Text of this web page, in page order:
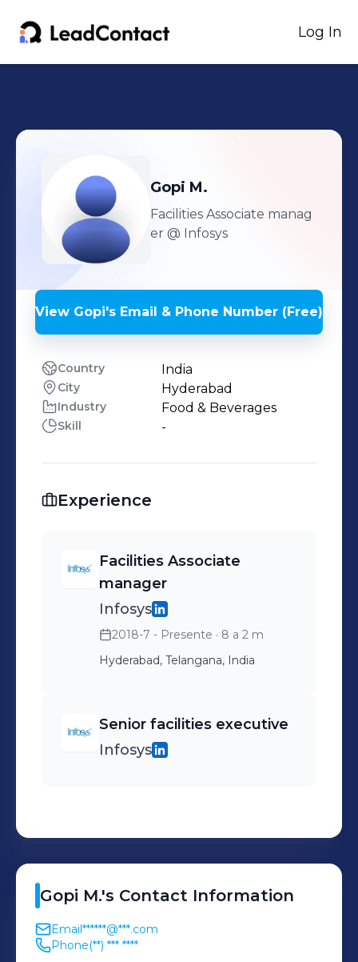
Log In
Gopi M.
Facilities Associate manag
er @ Infosys
View Gopi's Email & Phone Number (Free)
Country India
City Hyderabad
Industry Food & Beverages
Skill -
Experience
Facilities Associate
manager
Infosys
2018-7 - Presente · 8 a 2 m
Hyderabad, Telangana, India
Senior facilities executive
Infosys
Gopi M.'s Contact Information
Email******@***.com
Phone(**) *** ****